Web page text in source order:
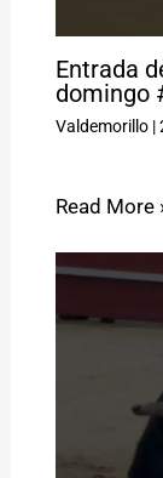
Entrada
domingo
Valdemorillo|
Read More